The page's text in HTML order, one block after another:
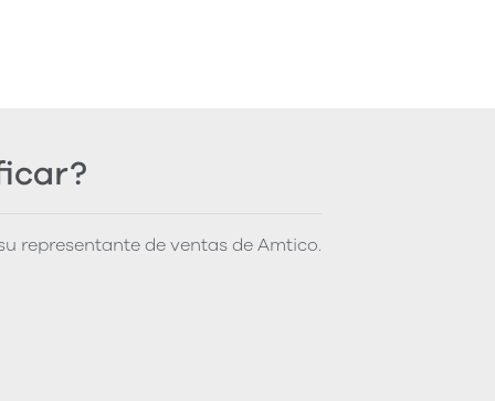
representante de ventas de Amtico.